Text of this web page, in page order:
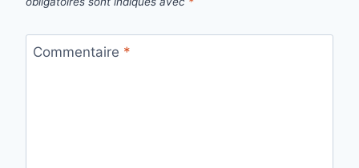
Commentaire *